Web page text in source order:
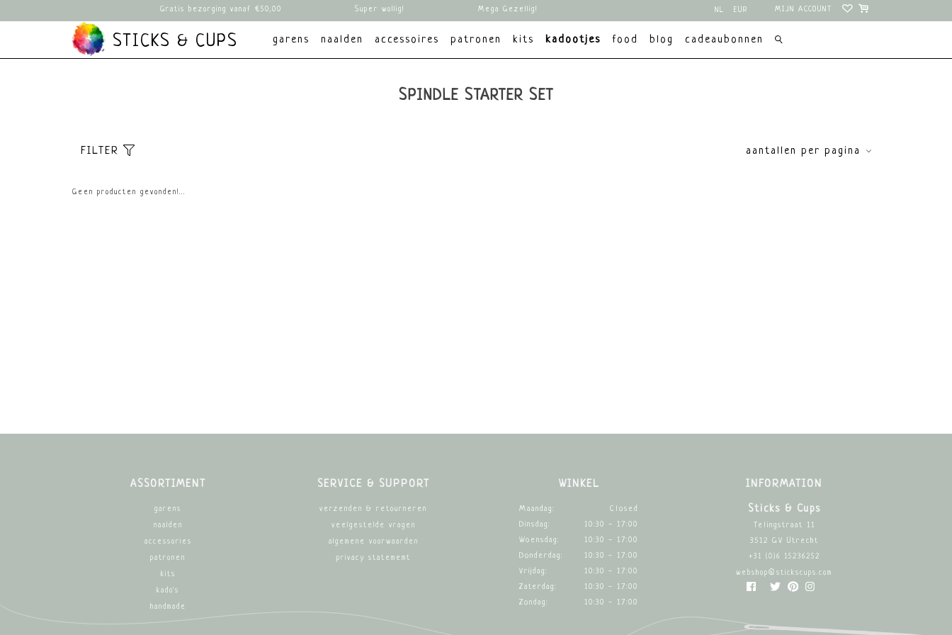
Gratis bezorging vanaf €50,00 Super wollig! Mega Gezellig!
NL
EUR
MIJN ACCOUNT
STICKS & CUPS garens naalden accessoires patronen kits kadootjes food blog cadeaubonnen
SPINDLE STARTER SET
FILTER
aantallen per pagina
Geen producten gevonden!...
ASSORTIMENT
garens
naalden
accessories
patronen
kits
kado's
handmade
SERVICE & SUPPORT
verzenden & retourneren
veelgestelde vragen
algemene voorwaarden
privacy statememt
WINKEL
Maandag:
Closed
Dinsdag:
10:30 - 17:00
Woensdag:
10:30 - 17:00
Donderdag:
10:30 - 17:00
Vrijdag:
10:30 - 17:00
Zaterdag:
10:30 - 17:00
Zondag:
10:30 - 17:00
INFORMATION
Sticks & Cups
Telingstraat 11
3512 GV Utrecht
+31 (0)6 15236252
webshop@stickscups.com